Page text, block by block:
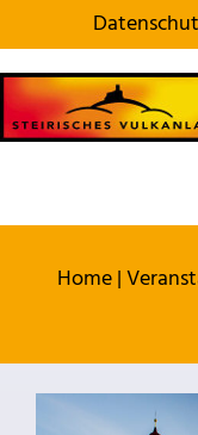
Home|